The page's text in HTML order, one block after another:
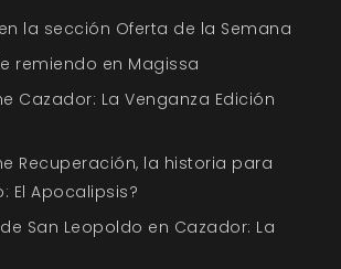
la sección Oferta de la Semana
remiendo en Magissa
Cazador: La Venganza Edición
Recuperación, la historia para
El Apocalipsis?
San Leopoldo en Cazador: La